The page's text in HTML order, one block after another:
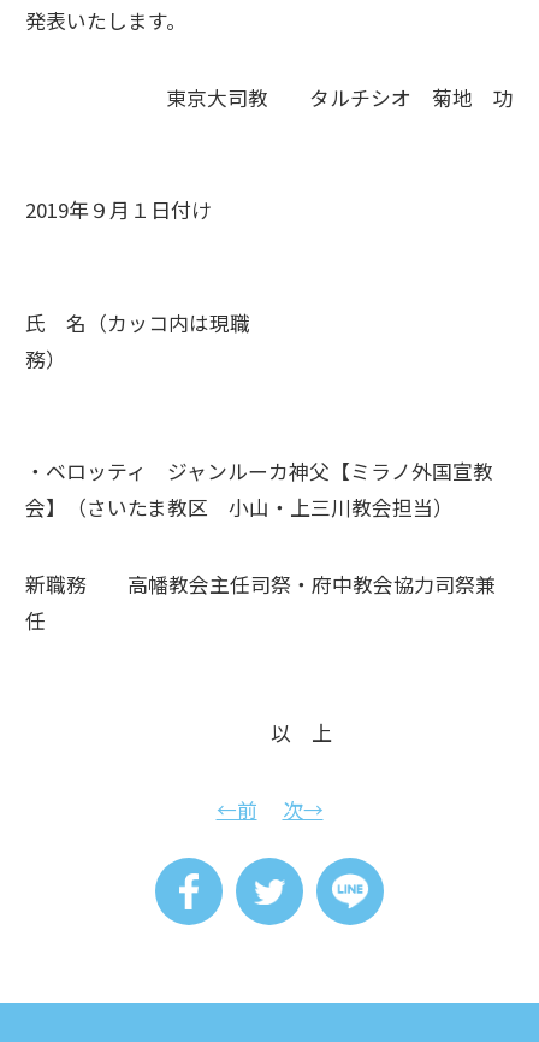
発表いたします。
東京大司教 タルチシオ 菊地 功
2019年９月１日付け
氏 名（カッコ内は現職
務）
・ベロッティ ジャンルーカ神父【ミラノ外国宣教
会】（さいたま教区 小山・上三川教会担当）
新職務 高幡教会主任司祭・府中教会協力司祭兼
任
以 上
←前 次→